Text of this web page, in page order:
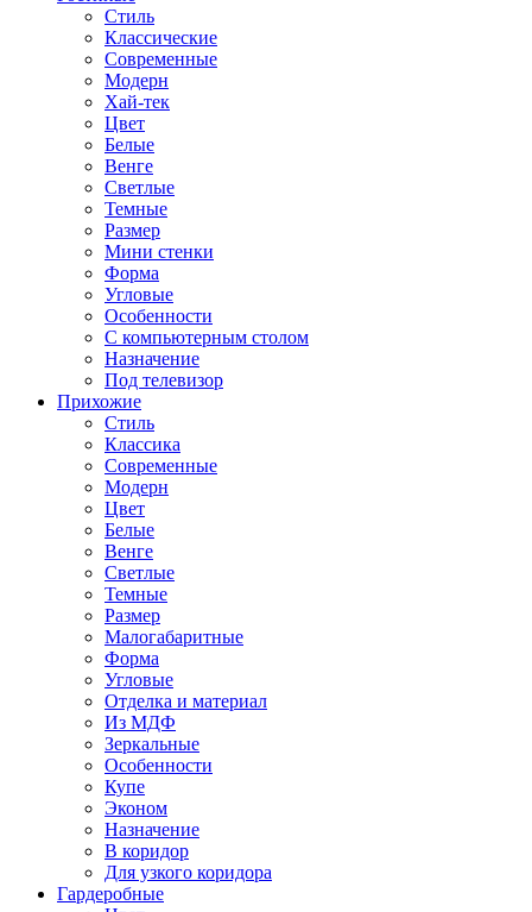
Стиль
Классические
Современные
Модерн
Хай-тек
Цвет
Белые
Венге
Светлые
Темные
Размер
Мини стенки
Форма
Угловые
Особенности
С компьютерным столом
Назначение
Под телевизор
Прихожие
Стиль
Классика
Современные
Модерн
Цвет
Белые
Венге
Светлые
Темные
Размер
Малогабаритные
Форма
Угловые
Отделка и материал
Из МДФ
Зеркальные
Особенности
Купе
Эконом
Назначение
В коридор
Для узкого коридора
Гардеробные